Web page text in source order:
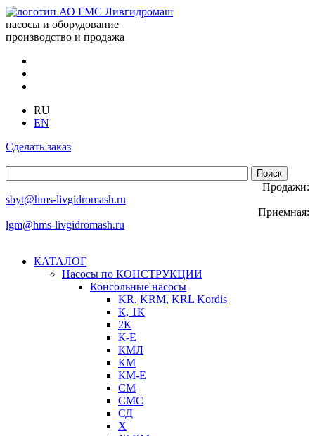
насосы и оборудование
производство и продажа
RU
EN
Сделать заказ
Продажи:
sbyt@hms-livgidromash.ru
Приемная:
lgm@hms-livgidromash.ru
КАТАЛОГ
Насосы по КОНСТРУКЦИИ
Консольные насосы
KR, KRM, KRL Kordis
К, 1К
2К
К-Е
КМЛ
КМ
КМ-Е
СМ
СМС
СД
Х